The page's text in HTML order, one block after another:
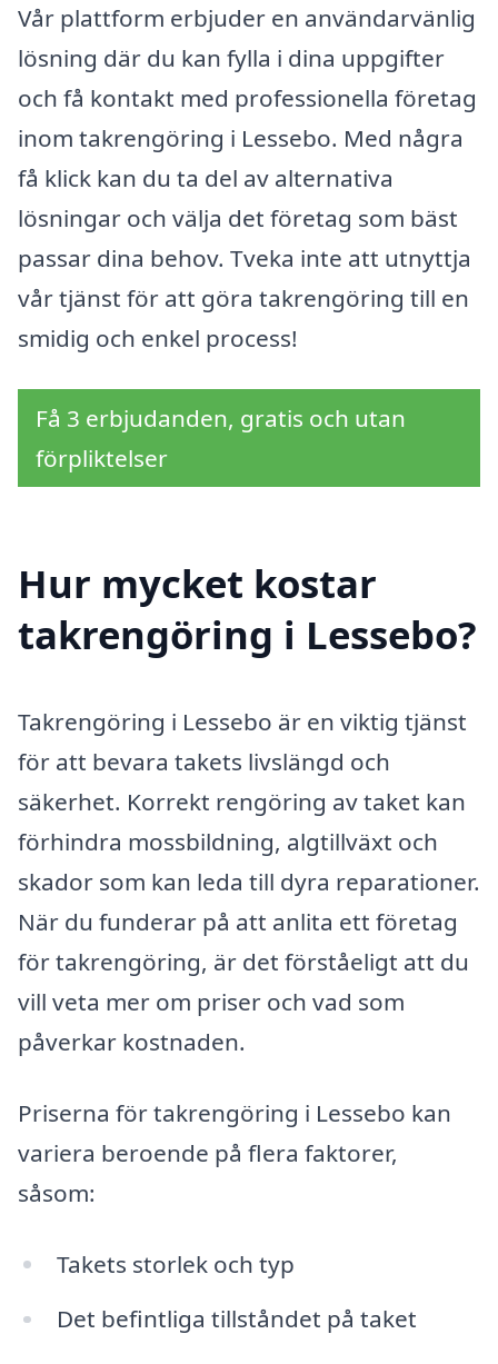
Vår plattform erbjuder en användarvänlig
lösning där du kan fylla i dina uppgifter
och få kontakt med professionella företag
inom takrengöring i Lessebo. Med några
få klick kan du ta del av alternativa
lösningar och välja det företag som bäst
passar dina behov. Tveka inte att utnyttja
vår tjänst för att göra takrengöring till en
smidig och enkel process!
Få 3 erbjudanden, gratis och utan
förpliktelser
Hur mycket kostar
takrengöring i Lessebo?
Takrengöring i Lessebo är en viktig tjänst
för att bevara takets livslängd och
säkerhet. Korrekt rengöring av taket kan
förhindra mossbildning, algtillväxt och
skador som kan leda till dyra reparationer.
När du funderar på att anlita ett företag
för takrengöring, är det förståeligt att du
vill veta mer om priser och vad som
påverkar kostnaden.
Priserna för takrengöring i Lessebo kan
variera beroende på flera faktorer,
såsom:
Takets storlek och typ
Det befintliga tillståndet på taket